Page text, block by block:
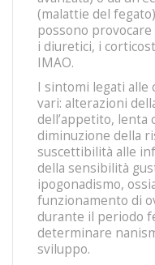
(malattie del
possono
i diuretici, i
IMAO.
I sintomi legati alle
vari: alterazioni
dell’appetito, lenta
diminuzione della
suscettibilità alle
della sensibilità
ipogonadismo,
funzionamento di
durante il periodo
determinare
sviluppo.